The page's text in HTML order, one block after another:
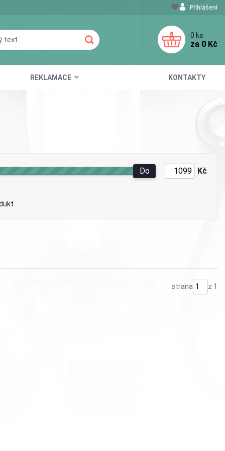
REKLAMACE KONTAKTY
Přihlášení
0 ks
za 0 Kč
Do Kč
strana z 1